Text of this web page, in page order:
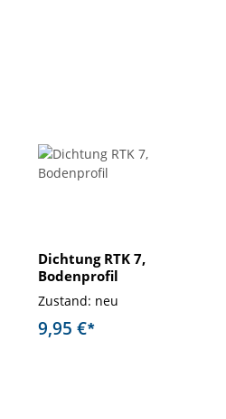
Dichtung RTK 7,
Bodenprofil
Zustand: neu
9,95 €*